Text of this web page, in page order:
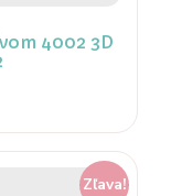
4002 3D
Zľava!